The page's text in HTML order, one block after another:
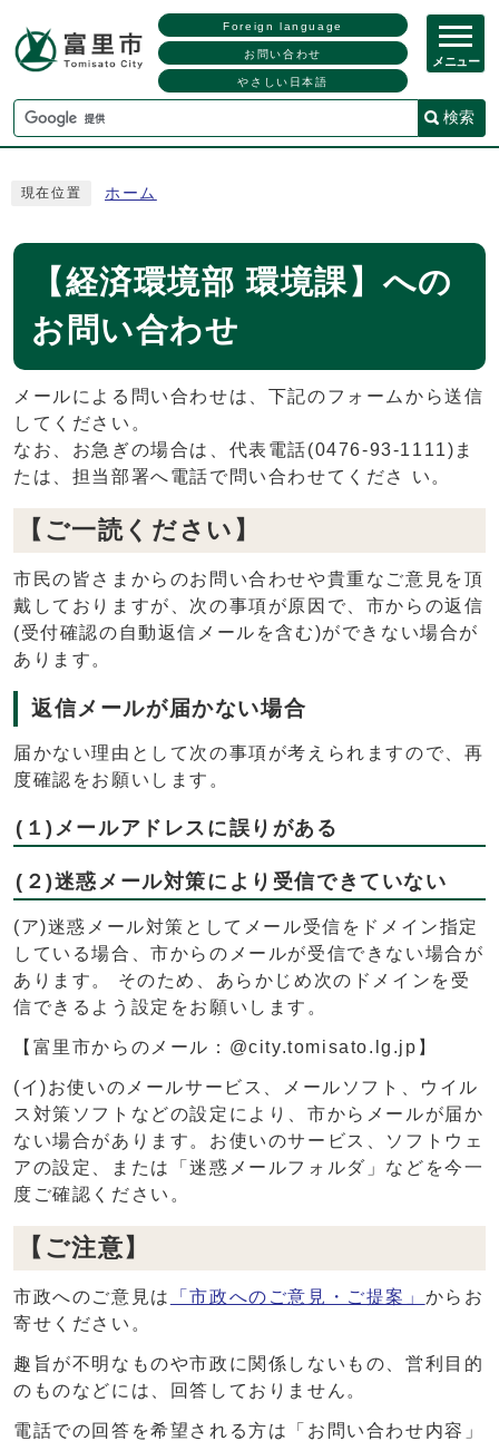
Foreign language
お問い合わせ
やさしい日本語
検索
メニュー
現在位置 ホーム
【経済環境部 環境課】への
お問い合わせ
メールによる問い合わせは、下記のフォームから送信
してください。
なお、お急ぎの場合は、代表電話(0476-93-1111)ま
たは、担当部署へ電話で問い合わせてくださ い。
【ご一読ください】
市民の皆さまからのお問い合わせや貴重なご意見を頂
戴しておりますが、次の事項が原因で、市からの返信
(受付確認の自動返信メールを含む)ができない場合が
あります。
返信メールが届かない場合
届かない理由として次の事項が考えられますので、再
度確認をお願いします。
(１)メールアドレスに誤りがある
(２)迷惑メール対策により受信できていない
(ア)迷惑メール対策としてメール受信をドメイン指定
している場合、市からのメールが受信できない場合が
あります。 そのため、あらかじめ次のドメインを受
信できるよう設定をお願いします。
【富里市からのメール：@city.tomisato.lg.jp】
(イ)お使いのメールサービス、メールソフト、ウイル
ス対策ソフトなどの設定により、市からメールが届か
ない場合があります。お使いのサービス、ソフトウェ
アの設定、または「迷惑メールフォルダ」などを今一
度ご確認ください。
【ご注意】
市政へのご意見は 「市政へのご意見・ご提案」 からお
寄せください。
趣旨が不明なものや市政に関係しないもの、営利目的
のものなどには、回答しておりません。
電話での回答を希望される方は「お問い合わせ内容」